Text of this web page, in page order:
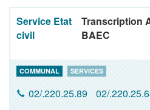
Service Etat
civil
Transcription
BAEC
COMMUNAL SERVICES
02/.220.25.89 02/